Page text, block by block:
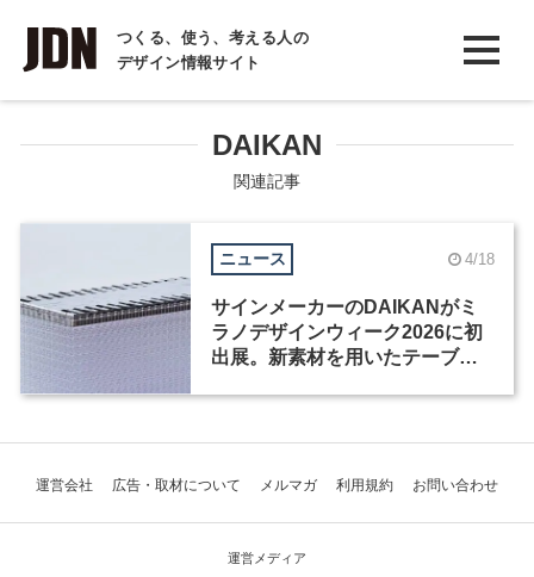
つくる、使う、考える人の
デザイン情報サイト
INTERVIEW
インタビュー
COLUMN
DAIKAN
関連記事
ニュース 4/18
サインメーカーのDAIKANがミ
ラノデザインウィーク2026に初
出展。新素材を用いたテーブル
運営会社 広告・取材について メルマガ 利用規約 お問い合わせ
運営メディア